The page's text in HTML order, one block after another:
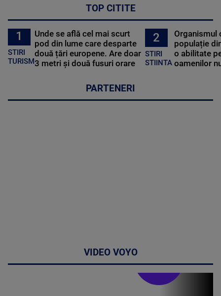
TOP CITITE
1
STIRI
TURISM
Unde se află cel mai scurt
pod din lume care desparte
două țări europene. Are doar
3 metri și două fusuri orare
2
STIRI
STIINTA
Organismul
populație
o abilitate
oamenilor
PARTENERI
VIDEO VOYO